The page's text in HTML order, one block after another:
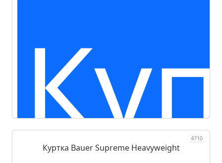
4710
Куртка Bauer Supreme Heavyweight